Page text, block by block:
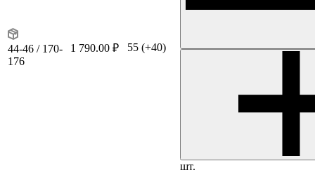
44-46 / 170-
176
1 790.00 ₽ 55 (+40)
шт.